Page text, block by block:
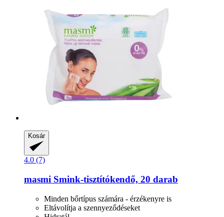
Kosár
4.0 (7)
masmi Smink-​tisztítókendő, 20 darab
Minden bőrtípus számára - érzékenyre is
Eltávolítja a szennyeződéseket